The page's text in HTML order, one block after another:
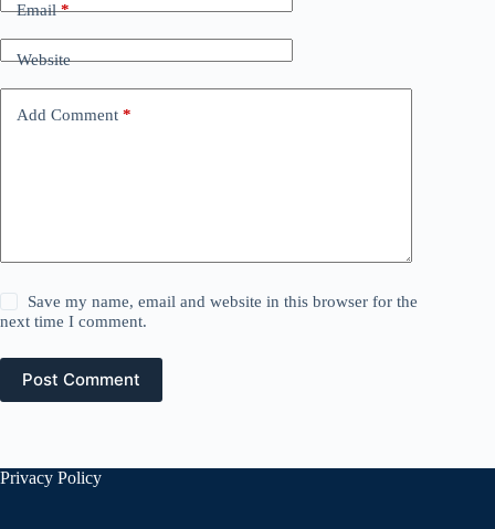
Email*
Website
Add Comment *
Save my name, email and website in this browser for the
next time I comment.
Post Comment
Privacy Policy